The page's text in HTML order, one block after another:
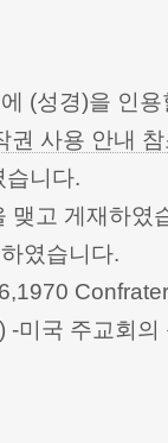
(성경)을 인
권 사용 안내 참
습니다.
맺고 게재하였
였습니다.
미국 주교회의